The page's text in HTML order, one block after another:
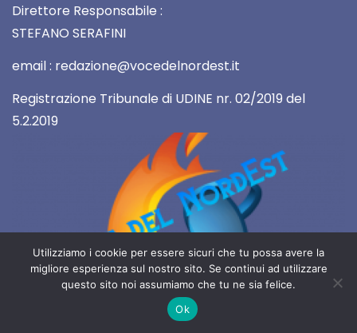
Direttore Responsabile :
STEFANO SERAFINI
email : redazione@vocedelnordest.it
Registrazione Tribunale di UDINE nr. 02/2019 del
5.2.2019
2019 Copyright All rights reserved
Utilizziamo i cookie per essere sicuri che tu possa avere la
migliore esperienza sul nostro sito. Se continui ad utilizzare
questo sito noi assumiamo che tu ne sia felice.
Ok